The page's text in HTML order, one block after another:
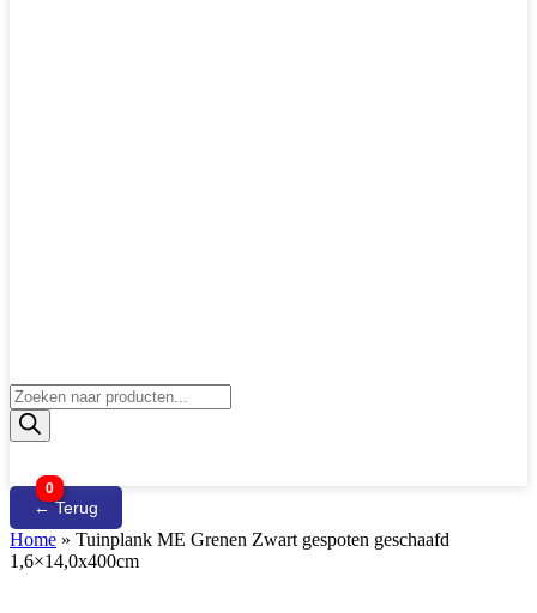
Producten
zoeken
0
← Terug
Home » Tuinplank ME Grenen Zwart gespoten geschaafd
1,6×14,0x400cm